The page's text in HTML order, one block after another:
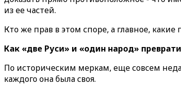
из ее частей.
Кто же прав в этом споре, а главное,
Как «две Руси» и «один народ»
По историческим меркам, еще совсем
каждого она была своя.